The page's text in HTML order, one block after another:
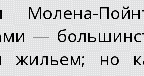
Молена-
—
жильем; но